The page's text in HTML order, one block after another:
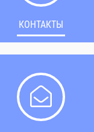
КОНТАКТЫ